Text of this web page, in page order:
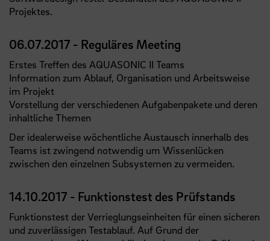
Projektes.
06.07.2017 - Reguläres Meeting
Erstes Treffen des AQUASONIC II Teams
Information zum Ablauf, Organisation und Arbeitsweise
im Projekt
Vorstellung der verschiedenen Aufgabenpakete und deren
inhaltliche Themen
Der idealerweise wöchentliche Austausch innerhalb des
Teams ist zwingend notwendig um Wissenlücken
zwischen den einzelnen Subsystemen zu vermeiden.
14.10.2017 - Funktionstest des Prüfstands
Funktionstest der Verrieglungseinheiten für einen sicheren
und zuverlässigen Testablauf. Auf Grund der